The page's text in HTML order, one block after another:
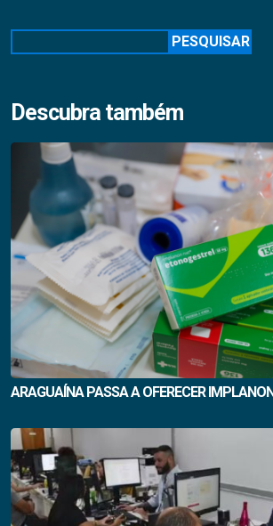
PESQUISAR
Descubra também
ARAGUAÍNA PASSA A OFERECER